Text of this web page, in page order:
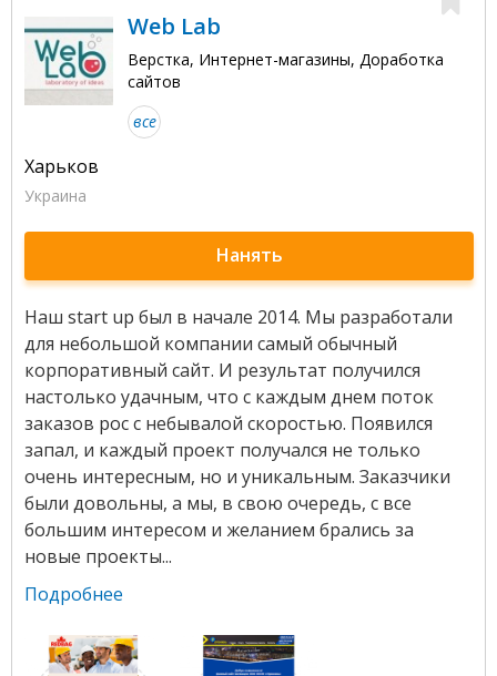
Web Lab
Верстка, Интернет-магазины, Доработка
сайтов
все
Харьков
Украина
Нанять
Наш start up был в начале 2014. Мы разработали
для небольшой компании самый обычный
корпоративный сайт. И результат получился
настолько удачным, что с каждым днем поток
заказов рос с небывалой скоростью. Появился
запал, и каждый проект получался не только
очень интересным, но и уникальным. Заказчики
были довольны, а мы, в свою очередь, с все
большим интересом и желанием брались за
новые проекты...
Подробнее